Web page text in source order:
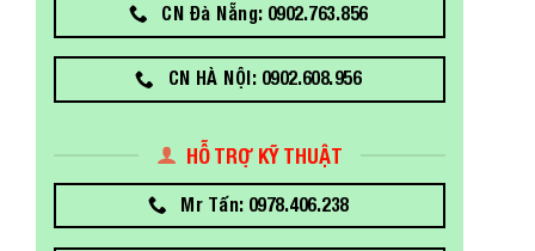
CN Đà Nẵng: 0902.763.856
CN HÀ NỘI: 0902.608.956
HỖ TRỢ KỸ THUẬT
Mr Tấn: 0978.406.238